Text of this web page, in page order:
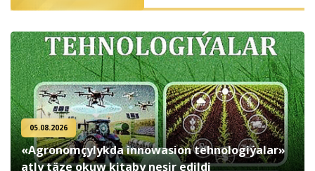
05.08.2026
«Agronomçylykda innowasion tehnologiýalar»
atly täze okuw kitaby neşir edildi